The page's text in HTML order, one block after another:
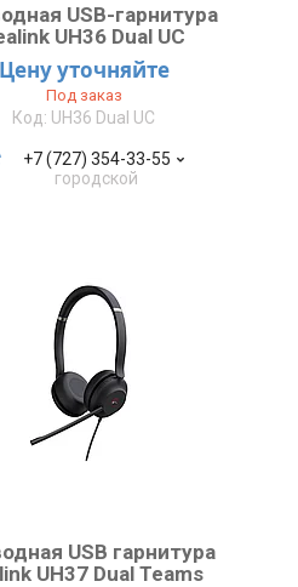
USB-гарнитура
UH36 Dual UC
Цену уточняйте
Под заказ
UH36 Dual UC
+7 (727) 354-33-55
городской
USB гарнитура
UH37 Dual Teams